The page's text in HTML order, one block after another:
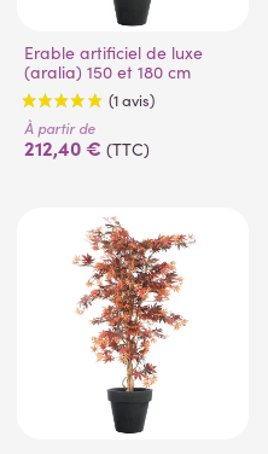
Erable artificiel de luxe
(aralia) 150 et 180 cm
À partir de
212,40 € (TTC)